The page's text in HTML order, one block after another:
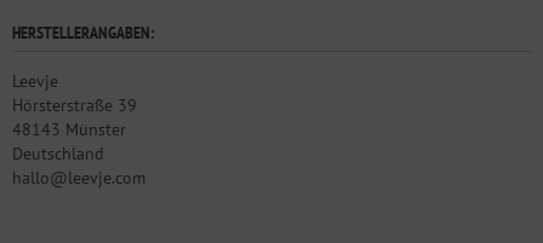
HERSTELLERANGABEN:
Leevje
Hörsterstraße 39
48143 Münster
Deutschland
hallo@leevje.com